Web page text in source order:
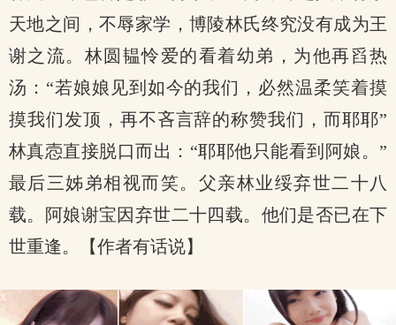
天地之间，不辱家学，博陵林氏终究没有成为王
谢之流。林圆韫怜爱的看着幼弟，为他再舀热
汤：“若娘娘见到如今的我们，必然温柔笑着摸
摸我们发顶，再不吝言辞的称赞我们，而耶耶”
林真悫直接脱口而出：“耶耶他只能看到阿娘。”
最后三姊弟相视而笑。父亲林业绥弃世二十八
载。阿娘谢宝因弃世二十四载。他们是否已在下
世重逢。【作者有话说】
x